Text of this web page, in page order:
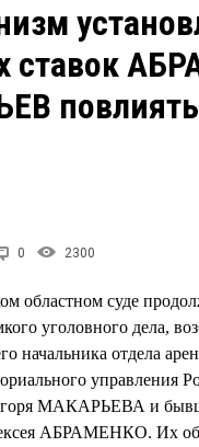
Рейтинги
Блоги
Архив
ставок
0 2300
областном суде
уголовного дела,
начальника отдела
управления
МАКАРЬЕВА и
АБРАМЕНКО. Их